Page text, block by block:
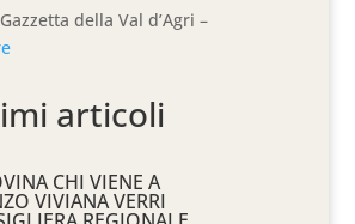
della Val d’Agri –
articoli
CHI VIENE A
VIVIANA VERRI